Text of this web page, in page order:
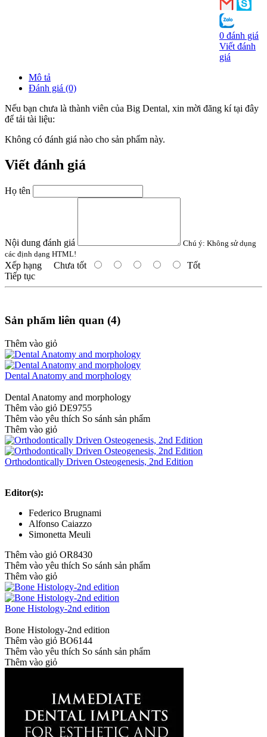
0 đánh giá
Viết đánh
giá
Mô tả
Đánh giá (0)
Nếu bạn chưa là thành viên của Big Dental, xin mời đăng kí tại đây
để tải tài liệu:
Không có đánh giá nào cho sản phẩm này.
Viết đánh giá
Họ tên
Nội dung đánh giá Chú ý: Không sử dụng
các định dạng HTML!
Xếp hạng Chưa tốt
Tốt
Tiếp tục
Sản phẩm liên quan (4)
Thêm vào giỏ
Dental Anatomy and morphology
Dental Anatomy and morphology
Thêm vào giỏ DE9755
Thêm vào yêu thích So sánh sản phẩm
Thêm vào giỏ
Orthodontically Driven Osteogenesis, 2nd Edition
Editor(s):
Federico Brugnami
Alfonso Caiazzo
Simonetta Meuli
Thêm vào giỏ OR8430
Thêm vào yêu thích So sánh sản phẩm
Thêm vào giỏ
Bone Histology-2nd edition
Bone Histology-2nd edition
Thêm vào giỏ BO6144
Thêm vào yêu thích So sánh sản phẩm
Thêm vào giỏ